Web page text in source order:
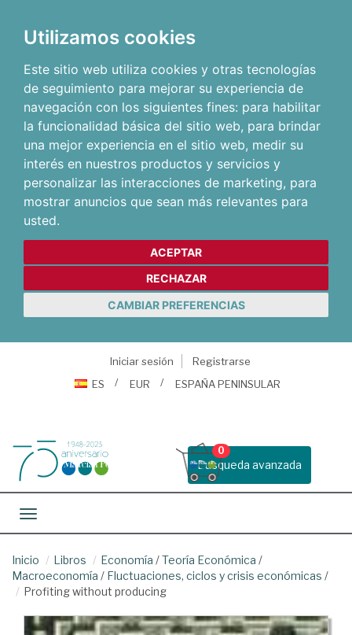
Utilizamos cookies
Este sitio web utiliza cookies y otras tecnologías
de seguimiento para mejorar su experiencia de
navegación con los siguientes fines: para habilitar
la funcionalidad básica del sitio web, para brindar
una mejor experiencia en el sitio web, medir su
interés en nuestros productos y servicios y
personalizar las interacciones de marketing, para
mostrar anuncios que sean más relevantes para
usted.
ACEPTAR
RECHAZAR
CAMBIAR PREFERENCIAS
Iniciar sesión
Registrarse
ES
EUR ESPAÑA PENINSULAR
Busqueda avanzada
0
Toggle navigation
Inicio Libros Economía /Teoría Económica /
Macroeconomía / Fluctuaciones, ciclos y crisis económicas /
Profiting without producing